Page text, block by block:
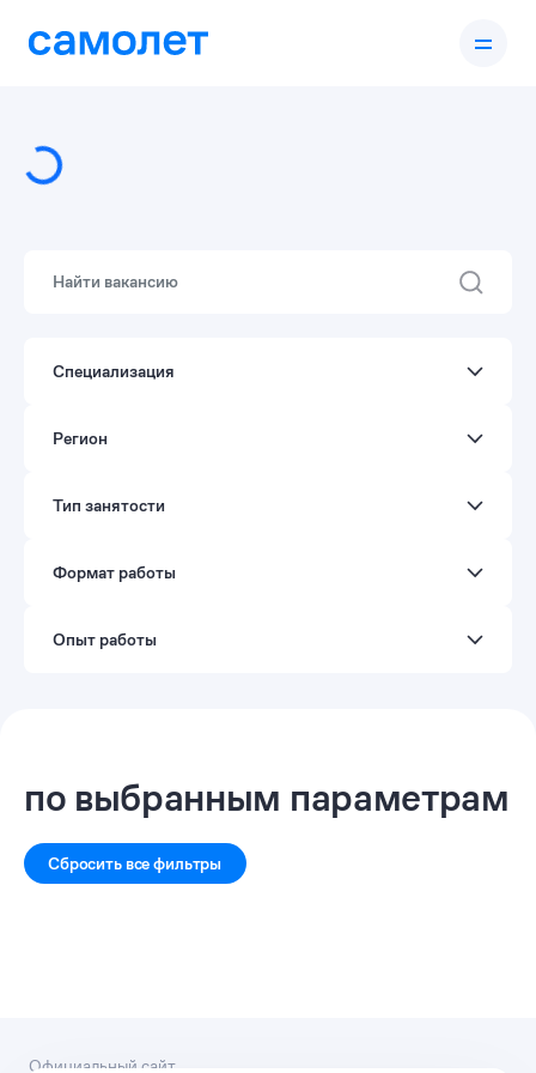
Специализация
Регион
Тип занятости
Формат работы
Опыт работы
по выбранным параметрам
Сбросить все фильтры
Официальный сайт